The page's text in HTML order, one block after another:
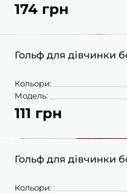
174 грн
Гольф для дівчинки
Кольори:
Модель:
111 грн
Гольф для дівчинки
Кольори: